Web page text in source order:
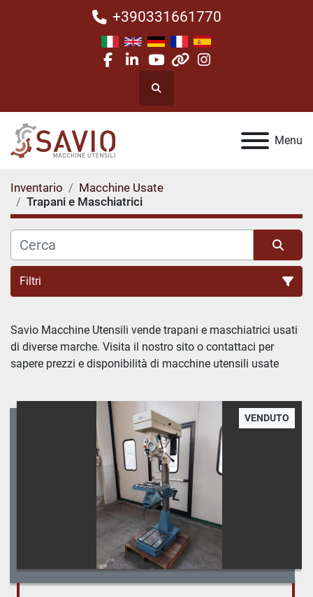
+390331661770
facebook
linkedin
youtube
otherinstagram
Cerca
Menu
Inventario
Macchine Usate
Trapani e Maschiatrici
Filtri
Trapani e Maschiatrici (5)
Ordina per
Savio Macchine Utensili vende trapani e maschiatrici usati
di diverse marche. Visita il nostro sito o contattaci per
sapere prezzi e disponibilità di macchine utensili usate
VENDUTO